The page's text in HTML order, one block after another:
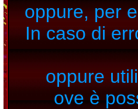
oppure, per
In caso di
oppure
ove è